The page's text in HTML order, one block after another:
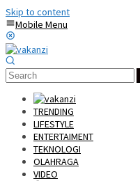
Skip to content
Mobile Menu
TRENDING
LIFESTYLE
ENTERTAIMENT
TEKNOLOGI
OLAHRAGA
VIDEO